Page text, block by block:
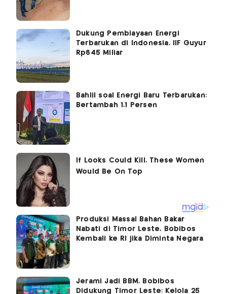
Dukung Pembiayaan Energi
Terbarukan di Indonesia, IIF Guyur
Rp645 Miliar
Bahlil soal Energi Baru Terbarukan:
Bertambah 1,1 Persen
Produksi Massal Bahan Bakar
Nabati di Timor Leste, Bobibos
Kembali ke RI jika Diminta Negara
Jerami Jadi BBM, Bobibos
Didukung Timor Leste: Kelola 25